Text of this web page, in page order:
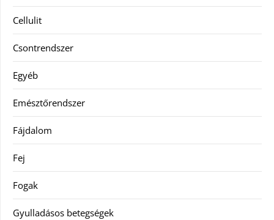
Cellulit
Csontrendszer
Egyéb
Emésztőrendszer
Fájdalom
Fej
Fogak
Gyulladásos betegségek